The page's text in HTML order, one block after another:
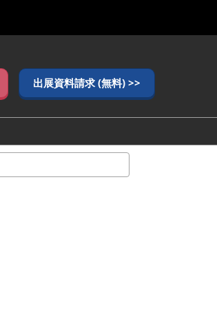
出展資料請求 (無料) >>